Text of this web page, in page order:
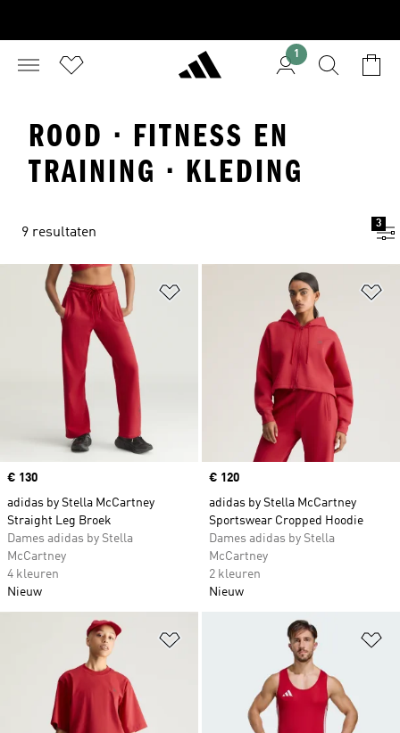
1
ROOD · FITNESS EN
TRAINING · KLEDING
9 resultaten
3
Op verlanglijst zetten
Price
€ 130
adidas by Stella McCartney
Straight Leg Broek
Dames adidas by Stella
McCartney
4 kleuren
Nieuw
Price
€ 120
adidas by Stella McCartney
Sportswear Cropped Hoodie
Dames adidas by Stella
McCartney
2 kleuren
Nieuw
Op verlanglijst zetten